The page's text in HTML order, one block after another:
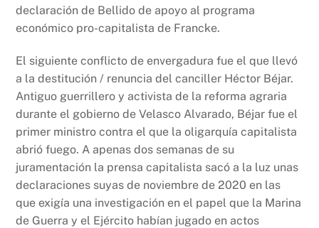
declaración de Bellido de apoyo al programa
económico pro-capitalista de Francke.
El siguiente conflicto de envergadura fue el que llevó
a la destitución / renuncia del canciller Héctor Béjar.
Antiguo guerrillero y activista de la reforma agraria
durante el gobierno de Velasco Alvarado, Béjar fue el
primer ministro contra el que la oligarquía capitalista
abrió fuego. A apenas dos semanas de su
juramentación la prensa capitalista sacó a la luz unas
declaraciones suyas de noviembre de 2020 en las
que exigía una investigación en el papel que la Marina
de Guerra y el Ejército habían jugado en actos